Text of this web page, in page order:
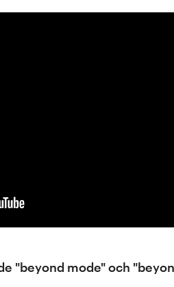
"beyond mode" och